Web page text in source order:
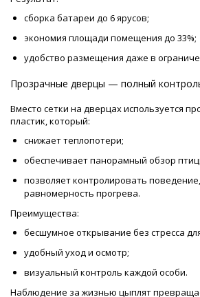
сборка батареи до 6 ярусов;
экономия площади помещения до 33%;
удобство размещения даже в
Прозрачные дверцы — полный
Вместо сетки на дверцах используется
пластик, который:
снижает теплопотери;
обеспечивает панорамный обзор
позволяет контролировать
равномерность прогрева.
Преимущества:
бесшумное открывание без стресса
удобный уход и осмотр;
визуальный контроль каждой особи.
Наблюдение за жизнью цыплят